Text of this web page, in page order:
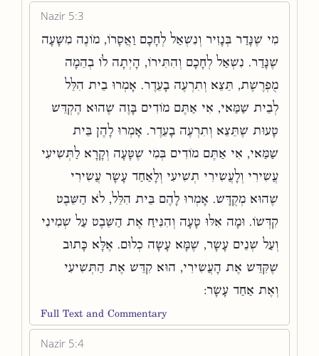
Nazir 5:3
מִי שֶׁנָּדַר בְּנָזִיר וְנִשְׁאַל לְחָכָם וַאֲסָרוֹ, מוֹנֶה מִשָּׁעָה
שֶׁנָּדַר. נִשְׁאַל לְחָכָם וְהִתִּירוֹ, הָיְתָה לוֹ בְהֵמָה
מֻפְרֶשֶׁת, תֵּצֵא וְתִרְעֶה בָעֵדֶר. אָמְרוּ בֵית הִלֵּל
לְבֵית שַׁמַּאי, אִי אַתֶּם מוֹדִים בָּזֶה שֶׁהוּא הֶקְדֵּשׁ
טָעוּת שֶׁתֵּצֵא וְתִרְעֶה בָעֵדֶר. אָמְרוּ לָהֶן בֵּית
שַׁמַּאי, אִי אַתֶּם מוֹדִים בְּמִי שֶׁטָּעָה וְקָרָא לַתְּשִׁיעִי
עֲשִׂירִי וְלָעֲשִׂירִי תְשִׁיעִי וְלָאַחַד עָשָׂר עֲשִׂירִי
שֶׁהוּא מְקֻדָּשׁ. אָמְרוּ לָהֶם בֵּית הִלֵּל, לֹא הַשֵּׁבֶט
קִדְּשׁוֹ. וּמָה אִלּוּ טָעָה וְהִנִּיחַ אֶת הַשֵּׁבֶט עַל שְׁמִינִי
וְעַל שְׁנֵים עָשָׂר, שֶׁמָּא עָשָׂה כְלוּם. אֶלָּא כָּתוּב
שֶׁקִּדֵּשׁ אֶת הָעֲשִׂירִי, הוּא קִדֵּשׁ אֶת הַתְּשִׁיעִי
וְאֶת אַחַד עָשָׂר:
Full Text and Commentary
Nazir 5:4